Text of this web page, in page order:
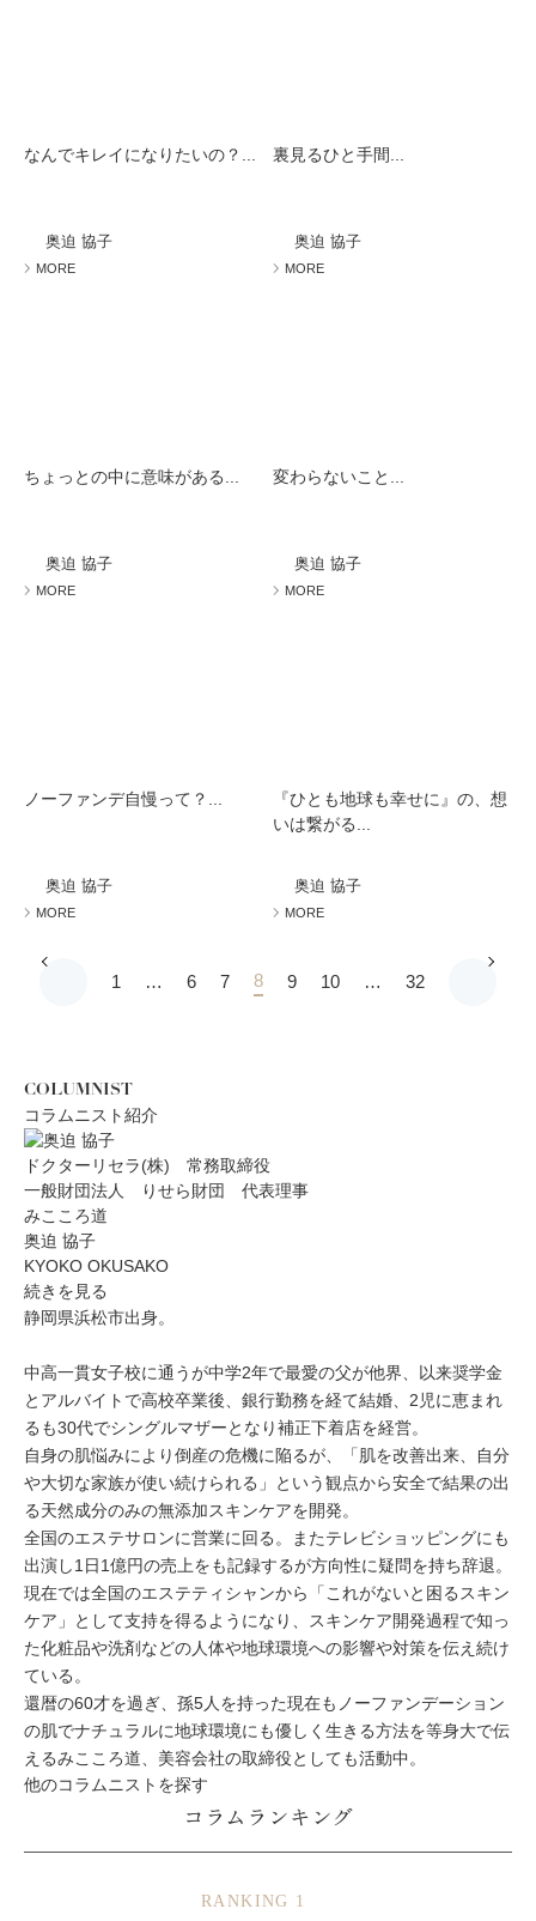
なんでキレイになりたいの？...
奥迫 協子
MORE
裏見るひと手間...
奥迫 協子
MORE
ちょっとの中に意味がある...
奥迫 協子
MORE
変わらないこと...
奥迫 協子
MORE
ノーファンデ自慢って？...
奥迫 協子
MORE
『ひとも地球も幸せに』の、想
いは繋がる...
奥迫 協子
MORE
1 … 6 7 8 9 10 … 32
COLUMNIST
コラムニスト紹介
ドクターリセラ(株) 常務取締役
一般財団法人 りせら財団 代表理事
みこころ道
奥迫 協子
KYOKO OKUSAKO
続きを見る
静岡県浜松市出身。
中高一貫女子校に通うが中学2年で最愛の父が他界、以来奨学金
とアルバイトで高校卒業後、銀行勤務を経て結婚、2児に恵まれ
るも30代でシングルマザーとなり補正下着店を経営。
自身の肌悩みにより倒産の危機に陥るが、「肌を改善出来、自分
や大切な家族が使い続けられる」という観点から安全で結果の出
る天然成分のみの無添加スキンケアを開発。
全国のエステサロンに営業に回る。またテレビショッピングにも
出演し1日1億円の売上をも記録するが方向性に疑問を持ち辞退。
現在では全国のエステティシャンから「これがないと困るスキン
ケア」として支持を得るようになり、スキンケア開発過程で知っ
た化粧品や洗剤などの人体や地球環境への影響や対策を伝え続け
ている。
還暦の60才を過ぎ、孫5人を持った現在もノーファンデーション
の肌でナチュラルに地球環境にも優しく生きる方法を等身大で伝
えるみこころ道、美容会社の取締役としても活動中。
他のコラムニストを探す
コラムランキング
RANKING 1